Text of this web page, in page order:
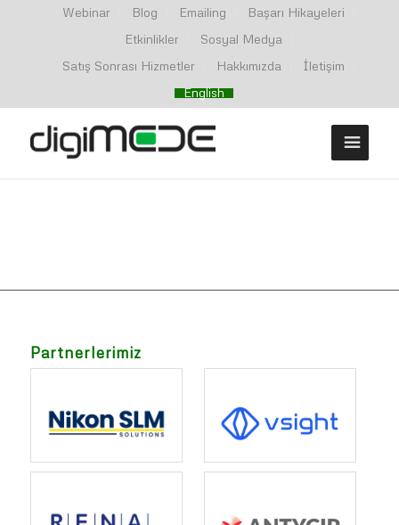
Webinar Blog Emailing
Başarı Hikayeleri
Etkinlikler
Sosyal Medya
Satış Sonrası Hizmetler
Hakkımızda
İletişim
English
Partnerlerimiz